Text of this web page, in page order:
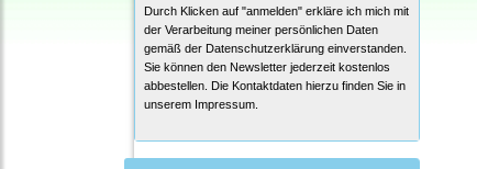
Durch Klicken auf "anmelden" erkläre ich mich mit
der Verarbeitung meiner persönlichen Daten
gemäß der Datenschutzerklärung einverstanden.
Sie können den Newsletter jederzeit kostenlos
abbestellen. Die Kontaktdaten hierzu finden Sie in
unserem Impressum.